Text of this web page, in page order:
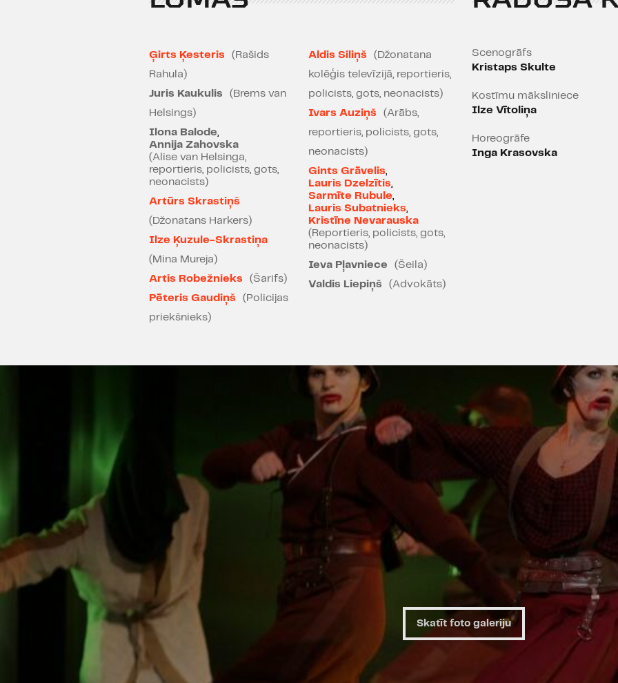
krāsa un nacionālā
savējām, naidīgām un
būtiskāks pasaulē, kurā
atskan sprādzieni seno
pasažieru vilcienos un
ar visiem un kurā nekas
allaž klātesošas mūsu
antisemītismu un
tīrīšanas. Drakulas
- kas ir tas, kas liek
laikā iekārot un
ir nemitīgs konflikts -
neonacisti pret gotiem,
kārtību, bet mīlestība
pasaulē vairs nav ne
cilvēkam ir tikai viena
vai mirt."
Spēlē: Andris Vilcāns
(ģitāra, čells),
instrumenti)
Ģirts Ķesteris
(Rašids
Rahula)
Juris Kaukulis
(Brems van
Helsings)
Ilona Balode,
Annija Zahovska
(Alise van Helsinga,
reportieris, policists, gots,
neonacists)
Artūrs Skrastiņš
(Džonatans Harkers)
Ilze Ķuzule-Skrastiņa
(Mina Mureja)
Artis Robežnieks
(Šarifs)
Pēteris Gaudiņš
(Policijas
priekšnieks)
Aldis Siliņš
(Džonatana
kolēģis televīzijā, reportieris,
policists, gots, neonacists)
Ivars Auziņš
(Arābs,
reportieris, policists, gots,
neonacists)
Gints Grāvelis,
Lauris Dzelzītis,
Sarmīte Rubule,
Lauris Subatnieks,
Kristīne Nevarauska
(Reportieris, policists, gots,
neonacists)
Ieva Pļavniece
(Šeila)
Valdis Liepiņš
(Advokāts)
Scenogrāfs
Kristaps Skulte
Kostīmu māksliniece
Ilze Vītoliņa
Horeogrāfe
Inga Krasovska
Skatīt foto galeriju